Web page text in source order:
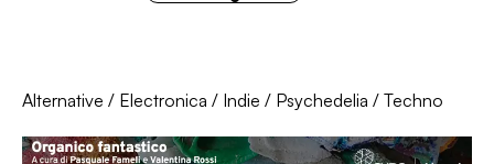
Alternative / Electronica / Indie / Psychedelia / Techno